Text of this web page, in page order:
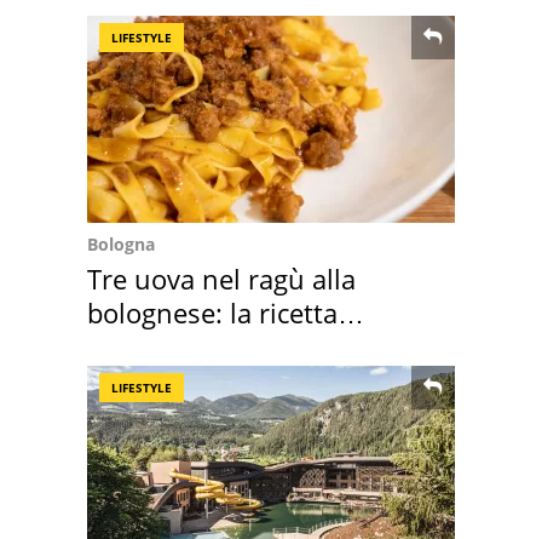
LIFESTYLE
Bologna
Tre uova nel ragù alla
bolognese: la ricetta
LIFESTYLE